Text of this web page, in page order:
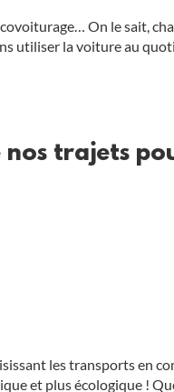
On le sait,
utiliser la voiture au
nos trajets
les transports en
et plus écologique !